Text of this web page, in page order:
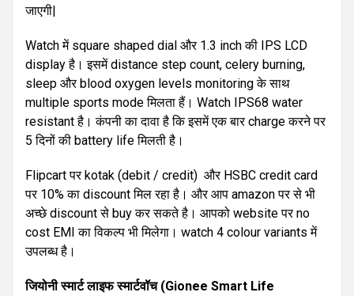
जाएगी|
Watch में square shaped dial और 1.3 inch की IPS LCD
display है। इसमें distance step count, celery burning,
sleep और blood oxygen levels monitoring के साथ
multiple sports mode मिलता हैं। Watch IPS68 water
resistant है। कंपनी का दावा है कि इसमें एक बार charge करने पर
5 दिनों की battery life मिलती है।
Flipcart पर kotak (debit / credit) और HSBC credit card
पर 10% का discount मिल रहा है। और आप amazon पर से भी
अच्छे discount से buy कर सकते है। आपको website पर no
cost EMI का विकल्प भी मिलेगा। watch 4 colour variants में
उपलब्ध है।
जियोनी स्मार्ट लाइफ स्मार्टवॉच(Gionee Smart Life